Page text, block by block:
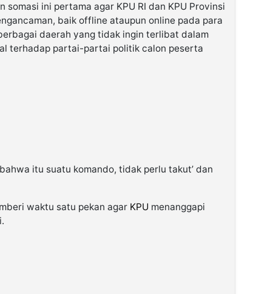
somasi ini pertama agar KPU RI dan KPU Provinsi
baik offline ataupun online pada para
daerah yang tidak ingin terlibat dalam
terhadap partai-partai politik calon peserta
itu suatu komando, tidak perlu takut’ dan
waktu satu pekan agar KPU menanggapi